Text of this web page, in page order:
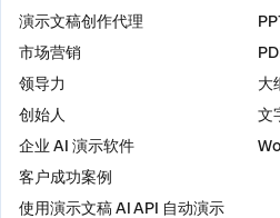
演示文稿创作代理
市场营销
领导力
创始人
企业 AI 演示软件
客户成功案例
使用演示文稿 AI API 自动演示
大
文